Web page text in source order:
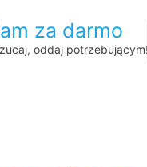
za darmo
oddaj potrzebującym!